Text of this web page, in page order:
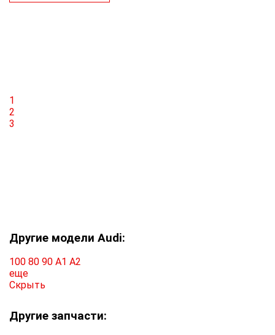
1
2
3
Другие модели Audi:
100 80 90 A1 A2
еще
Скрыть
Другие запчасти: